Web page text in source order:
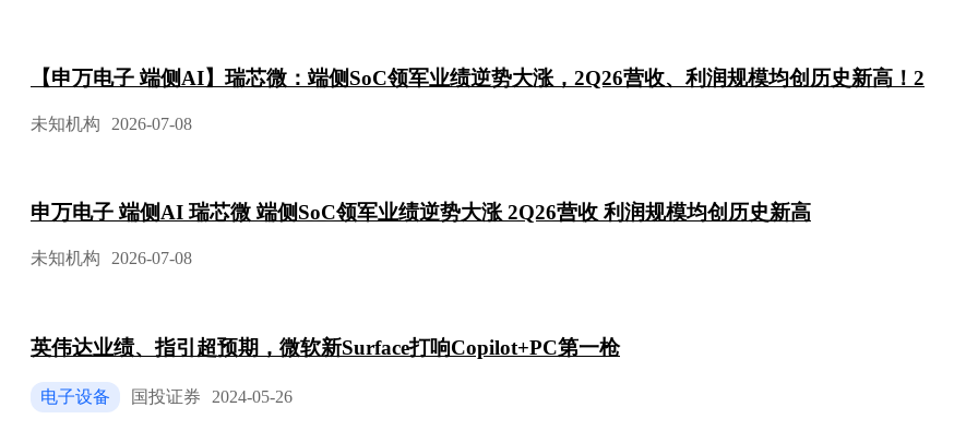
【申万电子 端侧AI】瑞芯微：端侧SoC领军业绩逆势大涨，2Q26营收、利润规模均创历史新高！2
未知机构 2026-07-08
申万电子 端侧AI 瑞芯微 端侧SoC领军业绩逆势大涨 2Q26营收 利润规模均创历史新高
未知机构 2026-07-08
英伟达业绩、指引超预期，微软新Surface打响Copilot+PC第一枪
电子设备 国投证券 2024-05-26